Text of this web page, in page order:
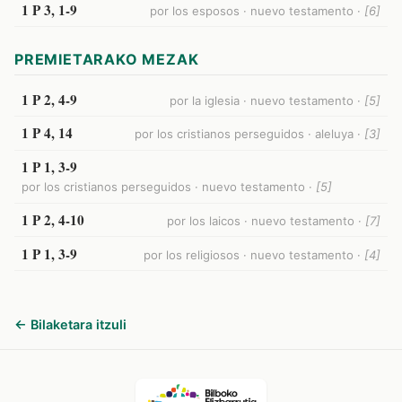
1 P 3, 1-9 por los esposos · nuevo testamento · [6]
PREMIETARAKO MEZAK
1 P 2, 4-9 por la iglesia · nuevo testamento · [5]
1 P 4, 14 por los cristianos perseguidos · aleluya · [3]
1 P 1, 3-9
por los cristianos perseguidos · nuevo testamento · [5]
1 P 2, 4-10 por los laicos · nuevo testamento · [7]
1 P 1, 3-9 por los religiosos · nuevo testamento · [4]
← Bilaketara itzuli